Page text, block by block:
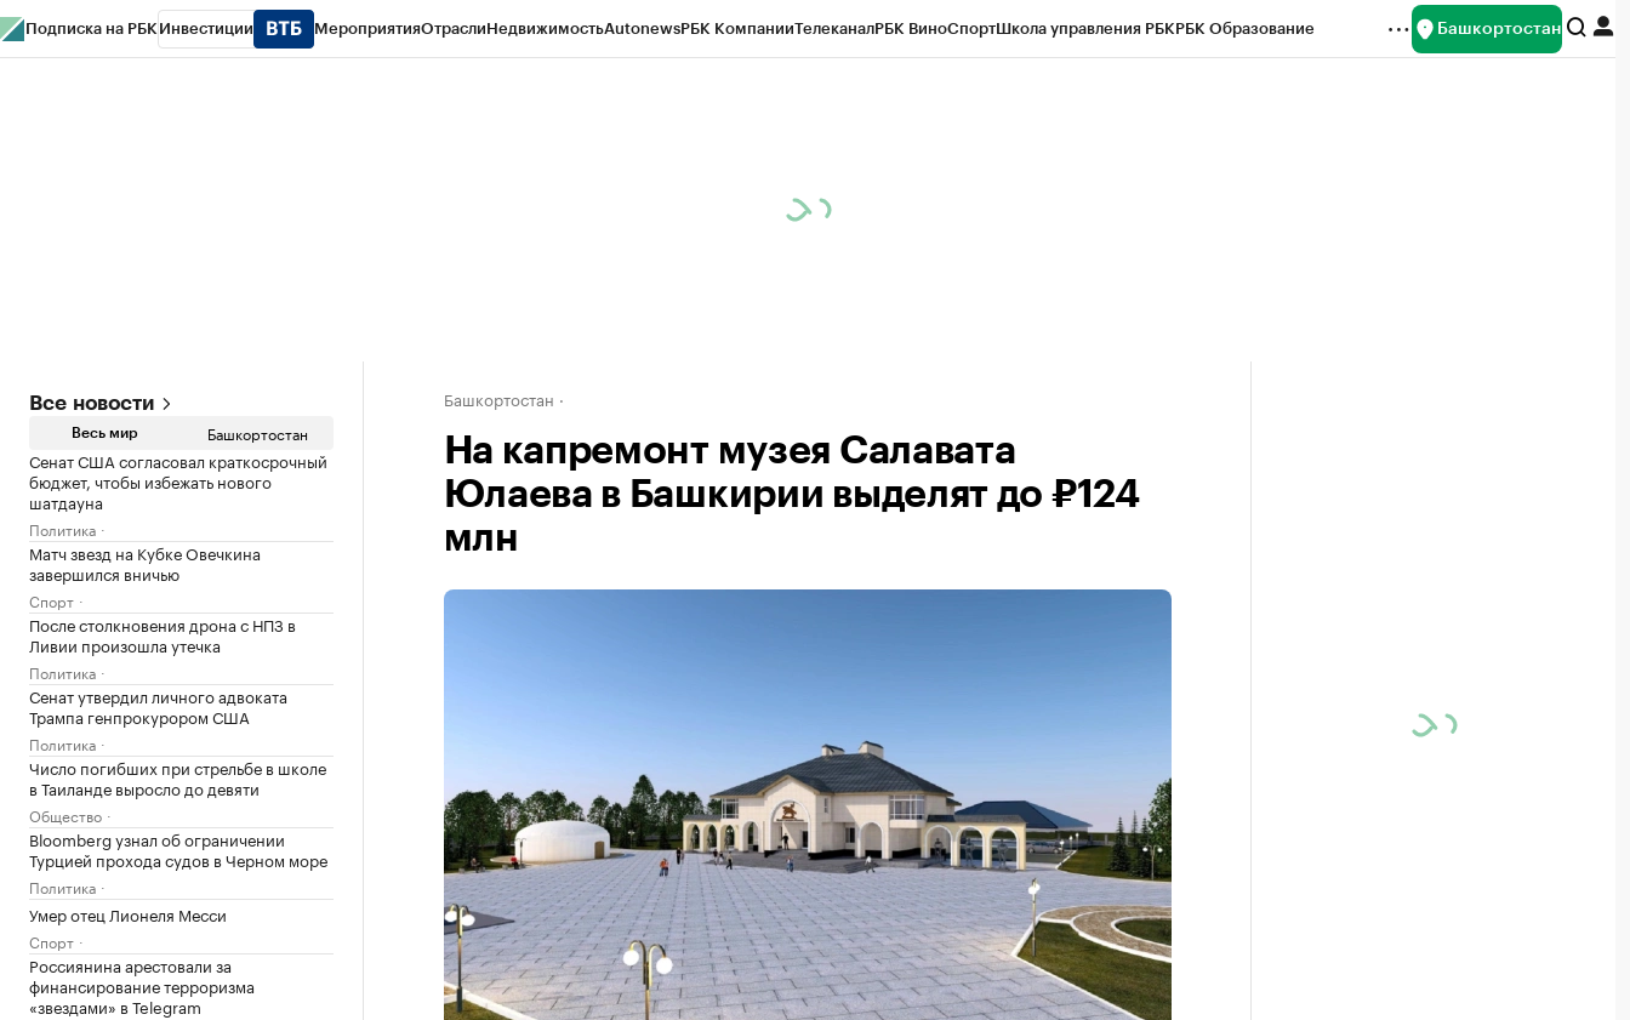
Подписка на РБК Инвестиции МероприятияОтраслиНедвижимостьAutonewsРБК КомпанииТелеканалРБК ВиноСпортШкола управления РБКРБК Образование Башкортостан
Все новости
Весь мир Башкортостан
Сенат США согласовал краткосрочный
бюджет, чтобы избежать нового
шатдауна
Политика
Матч звезд на Кубке Овечкина
завершился вничью
Спорт
После столкновения дрона с НПЗ в
Ливии произошла утечка
Политика
Сенат утвердил личного адвоката
Трампа генпрокурором США
Политика
Число погибших при стрельбе в школе
в Таиланде выросло до девяти
Общество
Bloomberg узнал об ограничении
Турцией прохода судов в Черном море
Политика
Умер отец Лионеля Месси
Спорт
Россиянина арестовали за
финансирование терроризма
«звездами» в Telegram
Башкортостан
На капремонт музея Салавата
Юлаева в Башкирии выделят до ₽124
млн